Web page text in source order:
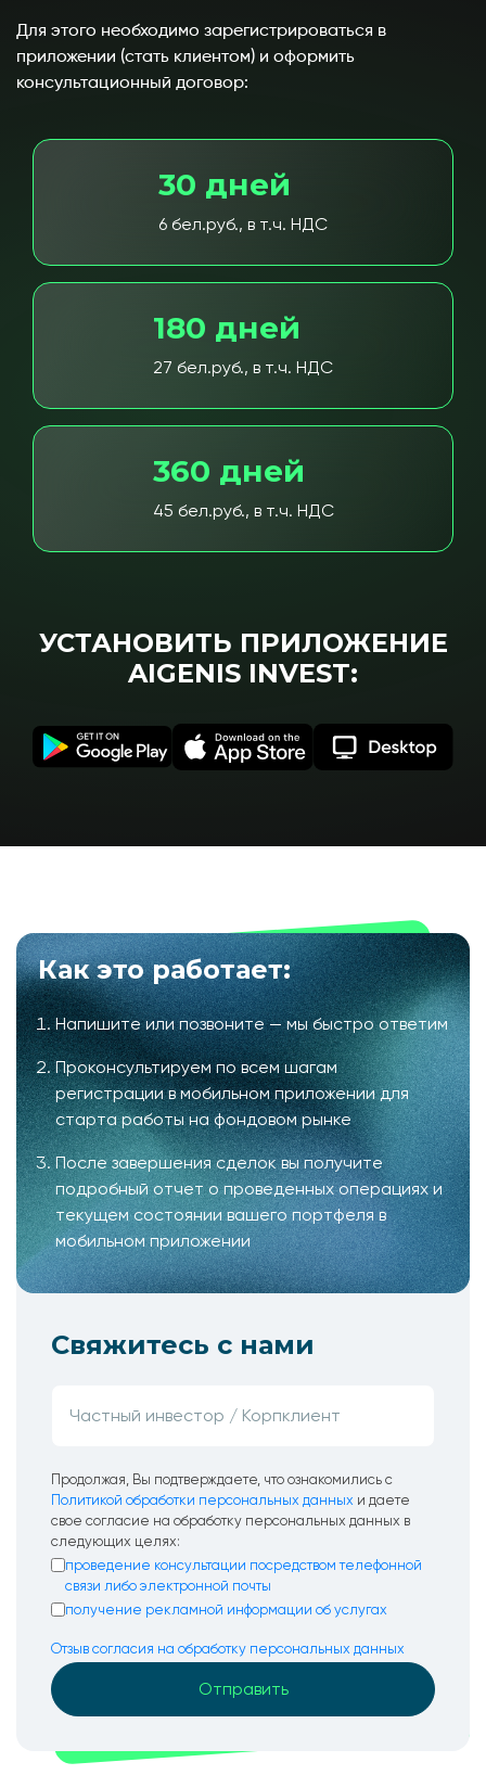
Для этого необходимо зарегистрироваться в
приложении (стать клиентом) и оформить
консультационный договор:
30 дней
6 бел.руб., в т.ч. НДС
180 дней
27 бел.руб., в т.ч. НДС
360 дней
45 бел.руб., в т.ч. НДС
УСТАНОВИТЬ ПРИЛОЖЕНИЕ
AIGENIS INVEST:
Как это работает:
Напишите или позвоните — мы быстро ответим
Проконсультируем по всем шагам
регистрации в мобильном приложении для
старта работы на фондовом рынке
После завершения сделок вы получите
подробный отчет о проведенных операциях и
текущем состоянии вашего портфеля в
мобильном приложении
Свяжитесь с нами
Продолжая, Вы подтверждаете, что ознакомились с
Политикой обработки персональных данных и даете
свое согласие на обработку персональных данных в
следующих целях:
проведение консультации посредством телефонной
связи либо электронной почты
получение рекламной информации об услугах
Отзыв согласия на обработку персональных данных